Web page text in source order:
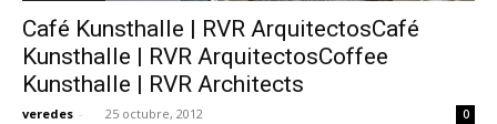
Café Kunsthalle | RVR ArquitectosCafé
Kunsthalle | RVR ArquitectosCoffee
Kunsthalle | RVR Architects
veredes - 25 octubre, 2012 0